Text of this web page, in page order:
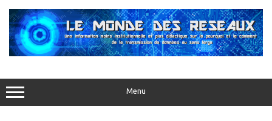
contenu
Menu